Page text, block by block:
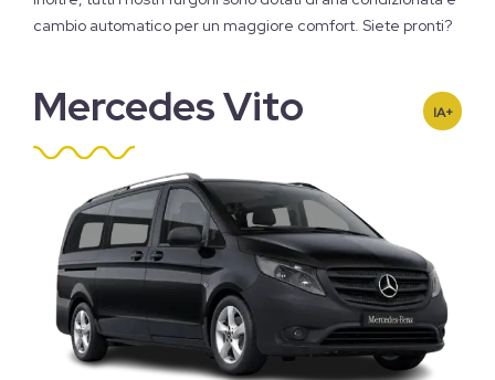
cambio automatico per un maggiore comfort. Siete pronti?
Mercedes Vito IA+